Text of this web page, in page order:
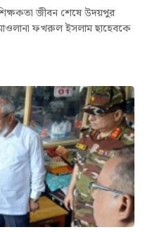
জীবন শেষে উদয়পুর
মাওলানা ফখরুল ইসলাম ছাহেবকে